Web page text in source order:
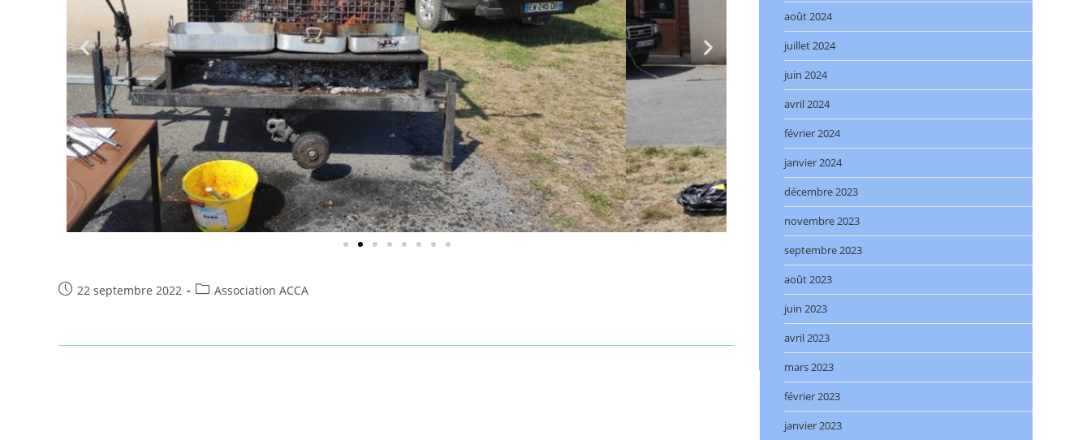
22 septembre 2022 Association ACCA
août 2024
juillet 2024
juin 2024
avril 2024
février 2024
janvier 2024
décembre 2023
novembre 2023
septembre 2023
août 2023
juin 2023
avril 2023
mars 2023
février 2023
janvier 2023